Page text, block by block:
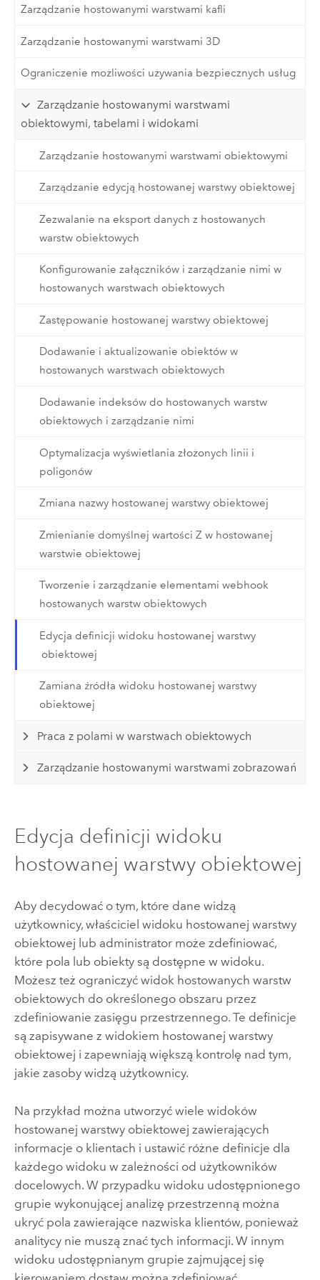
Zarządzanie hostowanymi warstwami kafli
Zarządzanie hostowanymi warstwami 3D
Ograniczenie możliwości używania bezpiecznych usług
Zarządzanie hostowanymi warstwami
obiektowymi, tabelami i widokami
Zarządzanie hostowanymi warstwami obiektowymi
Zarządzanie edycją hostowanej warstwy obiektowej
Zezwalanie na eksport danych z hostowanych
warstw obiektowych
Konfigurowanie załączników i zarządzanie nimi w
hostowanych warstwach obiektowych
Zastępowanie hostowanej warstwy obiektowej
Dodawanie i aktualizowanie obiektów w
hostowanych warstwach obiektowych
Dodawanie indeksów do hostowanych warstw
obiektowych i zarządzanie nimi
Optymalizacja wyświetlania złożonych linii i
poligonów
Zmiana nazwy hostowanej warstwy obiektowej
Zmienianie domyślnej wartości Z w hostowanej
warstwie obiektowej
Tworzenie i zarządzanie elementami webhook
hostowanych warstw obiektowych
Edycja definicji widoku hostowanej warstwy
obiektowej
Zamiana źródła widoku hostowanej warstwy
obiektowej
Praca z polami w warstwach obiektowych
Zarządzanie hostowanymi warstwami zobrazowań
Edycja definicji widoku
hostowanej warstwy obiektowej
Aby decydować o tym, które dane widzą
użytkownicy, właściciel widoku hostowanej warstwy
obiektowej lub administrator może zdefiniować,
które pola lub obiekty są dostępne w widoku.
Możesz też ograniczyć widok hostowanych warstw
obiektowych do określonego obszaru przez
zdefiniowanie zasięgu przestrzennego. Te definicje
są zapisywane z widokiem hostowanej warstwy
obiektowej i zapewniają większą kontrolę nad tym,
jakie zasoby widzą użytkownicy.
Na przykład można utworzyć wiele widoków
hostowanej warstwy obiektowej zawierających
informacje o klientach i ustawić różne definicje dla
każdego widoku w zależności od użytkowników
docelowych. W przypadku widoku udostępnionego
grupie wykonującej analizę przestrzenną można
ukryć pola zawierające nazwiska klientów, ponieważ
analitycy nie muszą znać tych informacji. W innym
widoku udostępnianym grupie zajmującej się